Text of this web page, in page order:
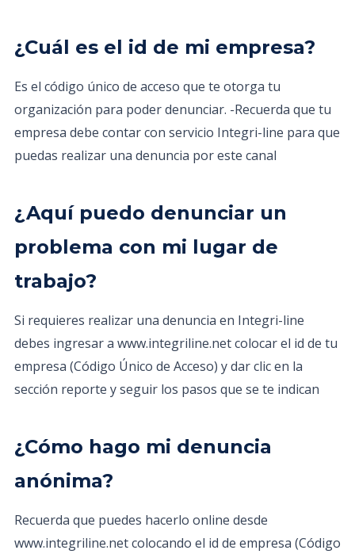
¿Cuál es el id de mi empresa?
Es el código único de acceso que te otorga tu
organización para poder denunciar. -Recuerda que tu
empresa debe contar con servicio Integri-line para que
puedas realizar una denuncia por este canal
¿Aquí puedo denunciar un
problema con mi lugar de
trabajo?
Si requieres realizar una denuncia en Integri-line
debes ingresar a www.integriline.net colocar el id de tu
empresa (Código Único de Acceso) y dar clic en la
sección reporte y seguir los pasos que se te indican
¿Cómo hago mi denuncia
anónima?
Recuerda que puedes hacerlo online desde
www.integriline.net colocando el id de empresa (Código